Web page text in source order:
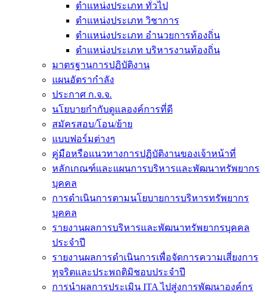
ตำแหน่งประเภท ทั่วไป
ตำแหน่งประเภท วิชาการ
ตำแหน่งประเภท อำนวยการท้องถิ่น
ตำแหน่งประเภท บริหารงานท้องถิ่น
มาตรฐานการปฏิบัติงาน
แผนอัตรากำลัง
ประกาศ ก.จ.จ.
นโยบายกำกับดูแลองค์การที่ดี
สมัครสอบ/โอน/ย้าย
แบบฟอร์มต่างๆ
คู่มือหรือแนวทางการปฏิบัติงานของเจ้าหน้าที่
หลักเกณฑ์และแผนการบริหารและพัฒนาทรัพยากร
บุคคล
การดำเนินการตามนโยบายการบริหารทรัพยากร
บุคคล
รายงานผลการบริหารและพัฒนาทรัพยากรบุคคล
ประจำปี
รายงานผลการดำเนินการเพื่อจัดการความเสี่ยงการ
ทุจริตและประพฤติมิชอบประจำปี
การนำผลการประเมิน ITA ไปสู่งการพัฒนาองค์กร